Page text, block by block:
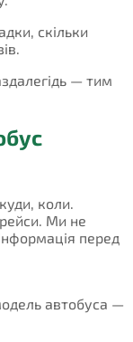
скільки
— тим
коли.
Ми не
перед
автобуса —